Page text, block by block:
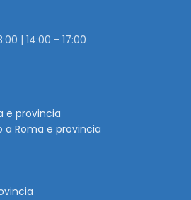
| 14:00 - 17:00
e provincia
Roma e provincia